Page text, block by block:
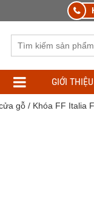
GIỚI THIỆU
gỗ/ Khóa FF Italia